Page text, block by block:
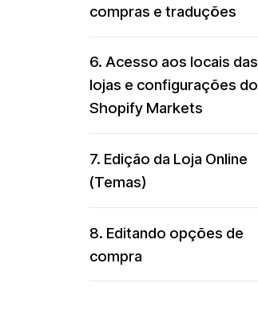
compras e traduções
6. Acesso aos locais das
lojas e configurações do
Shopify Markets
7. Edição da Loja Online
(Temas)
8. Editando opções de
compra